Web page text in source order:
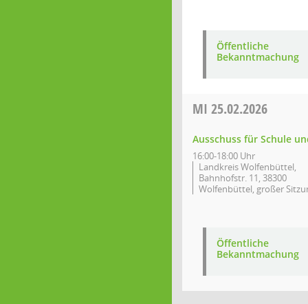
Öffentliche
Bekanntmachung
MI 25.02.2026
Ausschuss für Schule
16:00-18:00 Uhr
Landkreis Wolfenbüttel,
Bahnhofstr. 11, 38300
Wolfenbüttel, großer
Öffentliche
Bekanntmachung